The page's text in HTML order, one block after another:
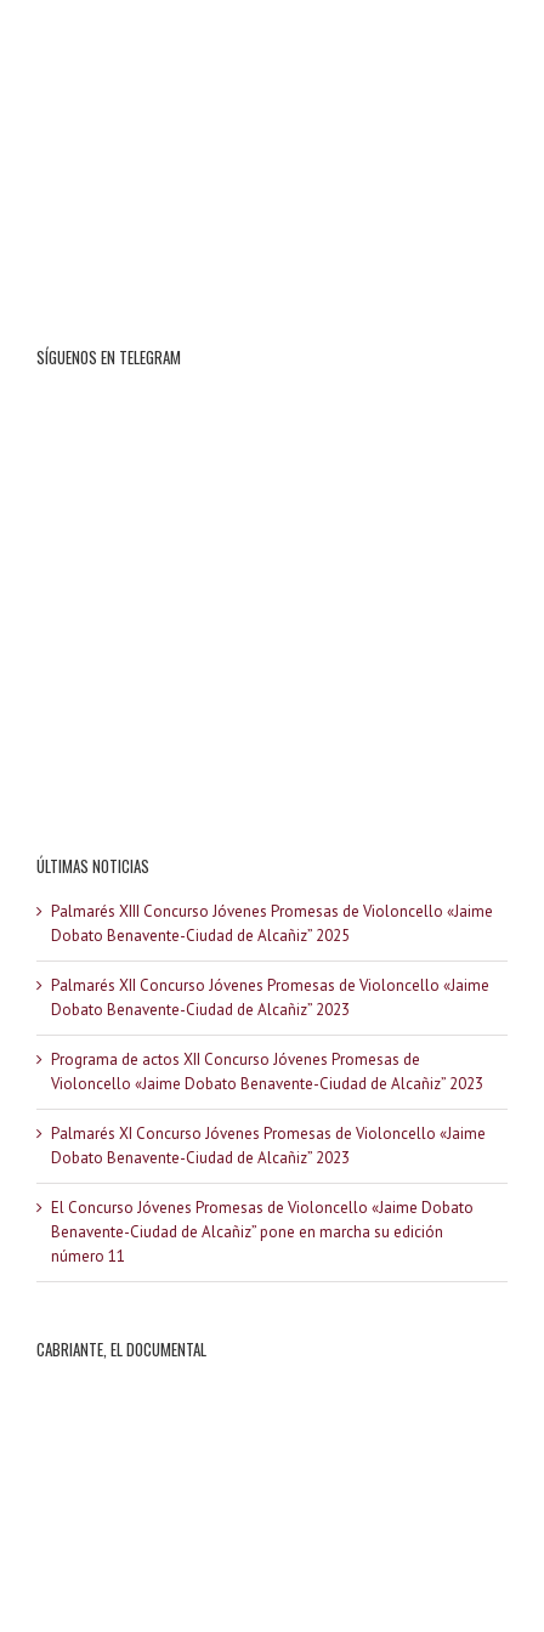
SÍGUENOS EN TELEGRAM
ÚLTIMAS NOTICIAS
Palmarés XIII Concurso Jóvenes Promesas de Violoncello «Jaime
Dobato Benavente-Ciudad de Alcañiz” 2025
Palmarés XII Concurso Jóvenes Promesas de Violoncello «Jaime
Dobato Benavente-Ciudad de Alcañiz” 2023
Programa de actos XII Concurso Jóvenes Promesas de
Violoncello «Jaime Dobato Benavente-Ciudad de Alcañiz” 2023
Palmarés XI Concurso Jóvenes Promesas de Violoncello «Jaime
Dobato Benavente-Ciudad de Alcañiz” 2023
El Concurso Jóvenes Promesas de Violoncello «Jaime Dobato
Benavente-Ciudad de Alcañiz” pone en marcha su edición
número 11
CABRIANTE, EL DOCUMENTAL